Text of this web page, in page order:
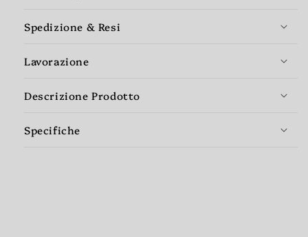
Spedizione & Resi
Lavorazione
Descrizione Prodotto
Specifiche